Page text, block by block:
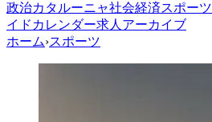
政治カタルーニャ社会経済スポーツ
イド カレンダー求人 アーカイブ
ホーム›スポーツ